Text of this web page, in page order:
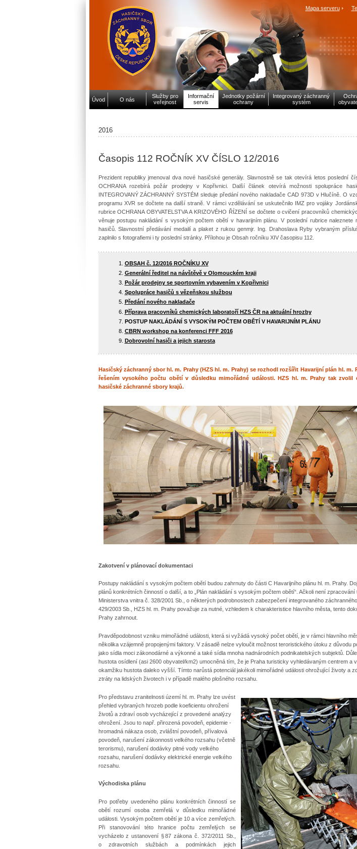
Mapa serveru
Úvod O nás
Služby pro
veřejnost
Informační
servis
Jednotky požární
ochrany
Integrovaný záchranný
systém
2016
Časopis 112 ROČNÍK XV ČÍSLO 12/2016
Prezident republiky jmenoval dva nové hasičské generály. Slavnostně se tak otevírá letos poslední
OCHRANA rozebírá požár prodejny v Kopřivnici. Další článek otevírá možnosti spolupráce
INTEGROVANÝ ZÁCHRANNÝ SYSTÉM sleduje předání nového nakladače CAD 973D v Hlučíně. O
programu XVR se dočtete na další straně. V rámci vzdělávání se uskutečnilo IMZ pro vojáky
rubrice OCHRANA OBYVATELSTVA A KRIZOVÉHO ŘÍZENÍ se dočtete o cvičení pracovníků
věnuje postupu nakládání s vysokým počtem obětí v havarijním plánu. V poslední rubrice naleznete
hasičů. Slavnostní předávání medailí a plaket z rukou genmjr. Ing. Drahoslava Ryby vybraným
zaplnilo s fotografiemi i ty poslední stránky. Přílohou je Obsah ročníku XIV časopisu 112.
OBSAH č. 12/2016 ROČNÍKU XV
Generální ředitel na návštěvě v Olomouckém kraji
Požár prodejny se sportovním vybavením v Kopřivnici
Spolupráce hasičů s vězeňskou službou
Předání nového nakladače
Příprava pracovníků chemických laboratoří HZS ČR na aktuální hrozby
POSTUP NAKLÁDÁNÍ S VYSOKÝM POČTEM OBĚTÍ V HAVARIJNÍM PLÁNU
CBRN workshop na konferenci FFF 2016
Dobrovolní hasiči a jejich starosta
Hasičský záchranný sbor hl. m. Prahy (HZS hl. m. Prahy) se rozhodl rozšířit Havarijní plán hl. m.
řešením vysokého počtu obětí v důsledku mimořádné události. HZS hl. m. Prahy tak zvolil
hasičské záchranné sbory krajů.
Zakotvení v plánovací dokumentaci
Postupy nakládání s vysokým počtem obětí budou zahrnuty do části C Havarijního plánu hl. m. Prahy.
plánů konkrétních činností o další, a to „Plán nakládání s vysokým počtem obětí“. Ačkoli není
Ministerstva vnitra č. 328/2001 Sb., o některých podrobnostech zabezpečení integrovaného
429/2003 Sb., HZS hl. m. Prahy považuje za nutné, vzhledem k charakteristice hlavního města, tento
Prahy zahrnout.
Pravděpodobnost vzniku mimořádné události, která si vyžádá vysoký počet obětí, je v rámci hlavního
několika vzájemně propojenými faktory. V zásadě nelze vyloučit možnost teroristického útoku z důvodu
jako sídla moci zákonodárné a výkonné a také sídla mnoha nadnárodních podnikatelských subjektů.
hustota osídlení (asi 2600 obyvatel/km2) umocněná tím, že je Praha turisticky vyhledávaným centrem a
okamžiku hustota daleko vyšší. Tímto narůstá potenciál jakékoli mimořádné události ohrožující životy a
ztráty na lidských životech i v případě malého plošného rozsahu.
Pro představu zranitelnosti území hl. m. Prahy lze uvést
přehled vybraných hrozeb podle koeficientu ohrožení
životů a zdraví osob vycházející z provedené analýzy
ohrožení. Jsou to např. přirozená povodeň, epidemie -
hromadná nákaza osob, zvláštní povodeň, přívalová
povodeň, narušení zákonnosti velkého rozsahu (včetně
terorismu), narušení dodávky pitné vody velkého
rozsahu, narušení dodávky elektrické energie velkého
rozsahu.
Východiska plánu
Pro potřeby uvedeného plánu konkrétních činností se
obětí rozumí osoba zemřelá v důsledku mimořádné
události. Vysokým počtem obětí je 10 a více zemřelých.
Při stanovování této hranice počtu zemřelých se
vycházelo z ustanovení § 87 zákona č. 372/2011 Sb.,
o zdravotních službách a podmínkách jejich